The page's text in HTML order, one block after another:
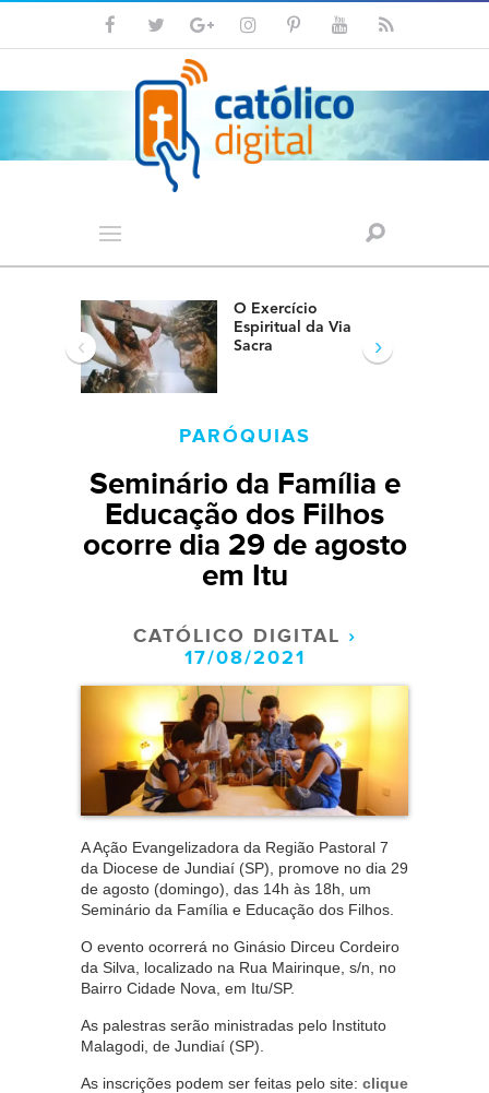
O Exercício
Espiritual da Via
Sacra
‹ ›
PARÓQUIAS
Seminário da Família e
Educação dos Filhos
ocorre dia 29 de agosto
em Itu
CATÓLICO DIGITAL ›
17/08/2021
A Ação Evangelizadora da Região Pastoral 7
da Diocese de Jundiaí (SP), promove no dia 29
de agosto (domingo), das 14h às 18h, um
Seminário da Família e Educação dos Filhos.
O evento ocorrerá no Ginásio Dirceu Cordeiro
da Silva, localizado na Rua Mairinque, s/n, no
Bairro Cidade Nova, em Itu/SP.
As palestras serão ministradas pelo Instituto
Malagodi, de Jundiaí (SP).
As inscrições podem ser feitas pelo site: clique